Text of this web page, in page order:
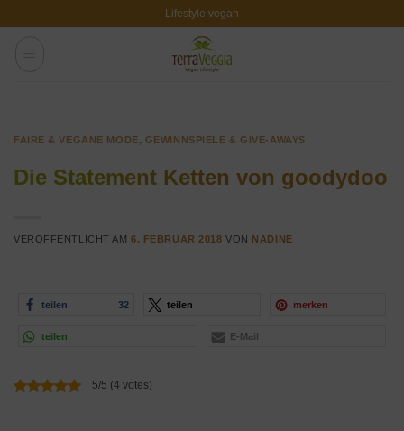
Lifestyle vegan
FAIRE & VEGANE MODE, GEWINNSPIELE & GIVE-AWAYS
Die Statement Ketten von goodydoo
VERÖFFENTLICHT AM6. FEBRUAR 2018 VON NADINE
teilen 32 teilen merken
teilen E-Mail
5/5 (4 votes)